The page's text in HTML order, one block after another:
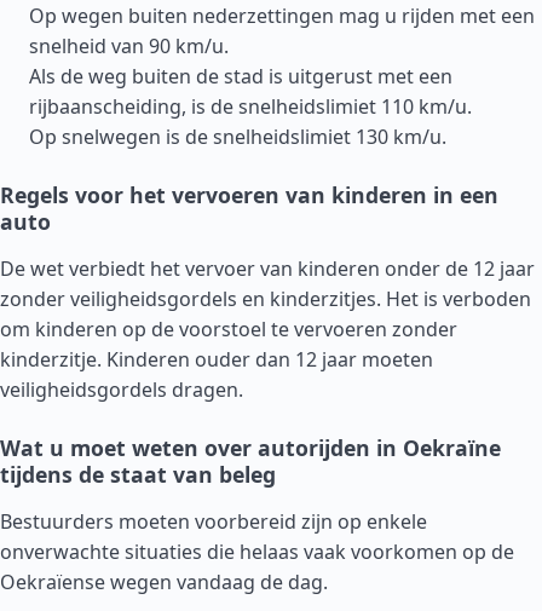
Op wegen buiten nederzettingen mag u rijden met een
snelheid van 90 km/u.
Als de weg buiten de stad is uitgerust met een
rijbaanscheiding, is de snelheidslimiet 110 km/u.
Op snelwegen is de snelheidslimiet 130 km/u.
Regels voor het vervoeren van kinderen in een
auto
De wet verbiedt het vervoer van kinderen onder de 12 jaar
zonder veiligheidsgordels en kinderzitjes. Het is verboden
om kinderen op de voorstoel te vervoeren zonder
kinderzitje. Kinderen ouder dan 12 jaar moeten
veiligheidsgordels dragen.
Wat u moet weten over autorijden in Oekraïne
tijdens de staat van beleg
Bestuurders moeten voorbereid zijn op enkele
onverwachte situaties die helaas vaak voorkomen op de
Oekraïense wegen vandaag de dag.